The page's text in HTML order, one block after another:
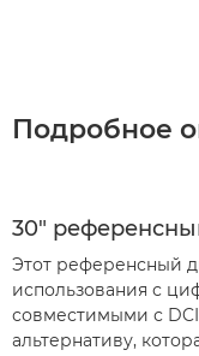
Подробное
30"
Этот референсный
использования с
совместимыми с
альтернативу,